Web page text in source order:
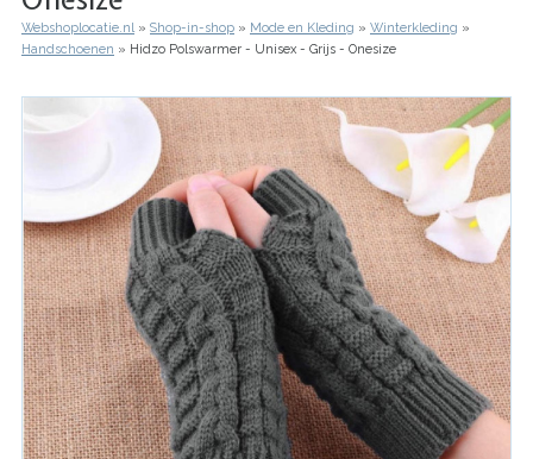
Kruimelpad
Webshoplocatie.nl Shop-in-shop Mode en Kleding
Winterkleding
Handschoenen
Hidzo Polswarmer - Unisex - Grijs - Onesize